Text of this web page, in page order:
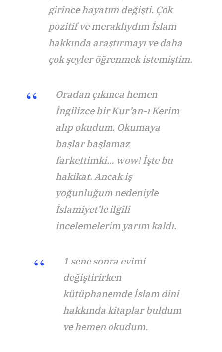
girince hayatım değişti. Çok
pozitif ve meraklıydım İslam
hakkında araştırmayı ve daha
çok şeyler öğrenmek istemiştim.
Oradan çıkınca hemen
İngilizce bir Kur’an-ı Kerim
alıp okudum. Okumaya
başlar başlamaz
farkettimki… wow! İşte bu
hakikat. Ancak iş
yoğunluğum nedeniyle
İslamiyet’le ilgili
incelemelerim yarım kaldı.
1 sene sonra evimi
değiştirirken
kütüphanemde İslam dini
hakkında kitaplar buldum
ve hemen okudum.